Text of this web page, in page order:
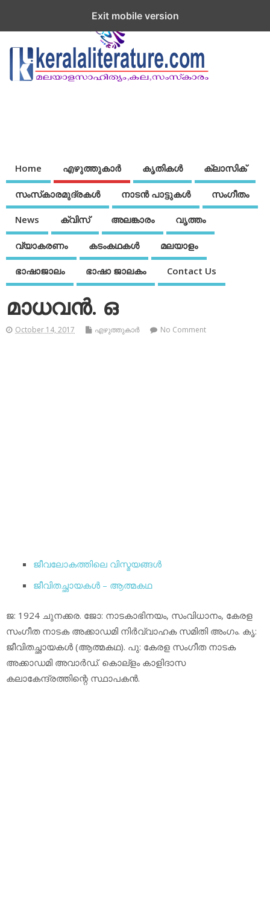
Home എഴുത്തുകാര്‍ കൃതികൾ ക്ലാസിക്
സംസ്‌കാരമുദ്രകള്‍ നാടന്‍ പാട്ടുകള്‍ സംഗീതം
News ക്വിസ് അലങ്കാരം വൃത്തം
വ്യാകരണം കടംകഥകള്‍ മലയാളം
ഭാഷാജാലം ഭാഷാ ജാലകം Contact Us
മാധവന്‍. ഒ
October 14, 2017 എഴുത്തുകാര്‍ No Comment
ജീവലോകത്തിലെ വിസ്മയങ്ങള്‍
ജീവിതച്ഛായകള്‍ – ആത്മകഥ
ജ: 1924 ചുനക്കര. ജോ: നാടകാഭിനയം, സംവിധാനം, കേരള
സംഗീത നാടക അക്കാഡമി നിര്‍വ്വാഹക സമിതി അംഗം. കൃ:
ജീവിതച്ഛായകള്‍ (ആത്മകഥ). പു: കേരള സംഗീത നാടക
അക്കാഡമി അവാര്‍ഡ്. കൊല്‌ളം കാളിദാസ
കലാകേന്ദ്രത്തിന്റെ സ്ഥാപകന്‍.
Exit mobile version